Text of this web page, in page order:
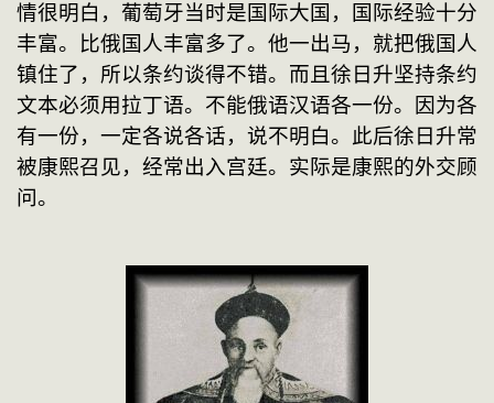
情很明白，葡萄牙当时是国际大国，国际经验十分
丰富。比俄国人丰富多了。他一出马，就把俄国人
镇住了，所以条约谈得不错。而且徐日升坚持条约
文本必须用拉丁语。不能俄语汉语各一份。因为各
有一份，一定各说各话，说不明白。此后徐日升常
被康熙召见，经常出入宫廷。实际是康熙的外交顾
问。